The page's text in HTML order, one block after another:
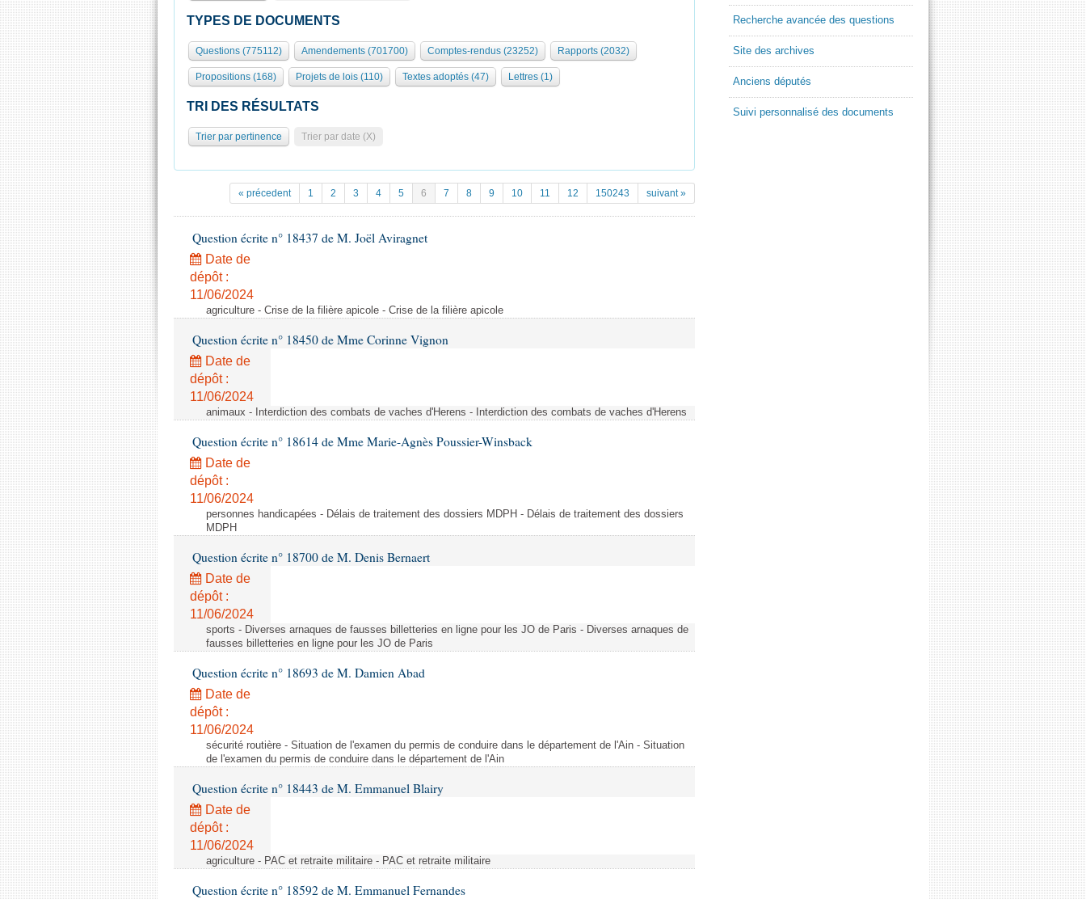
TYPES DE DOCUMENTS
Questions (775112) Amendements (701700) Comptes-rendus (23252) Rapports (2032)
Propositions (168) Projets de lois (110) Textes adoptés (47) Lettres (1)
TRI DES RÉSULTATS
Trier par pertinence Trier par date (X)
« précedent 1 2 3 4 5 6 7 8 9 10 11 12 150243 suivant »
Question écrite n° 18437 de M. Joël Aviragnet
Date de
dépôt :
11/06/2024
agriculture - Crise de la filière apicole - Crise de la filière apicole
Question écrite n° 18450 de Mme Corinne Vignon
Date de
dépôt :
11/06/2024
animaux - Interdiction des combats de vaches d'Herens - Interdiction des combats de vaches d'Herens
Question écrite n° 18614 de Mme Marie-Agnès Poussier-Winsback
Date de
dépôt :
11/06/2024
personnes handicapées - Délais de traitement des dossiers MDPH - Délais de traitement des dossiers
MDPH
Question écrite n° 18700 de M. Denis Bernaert
Date de
dépôt :
11/06/2024
sports - Diverses arnaques de fausses billetteries en ligne pour les JO de Paris - Diverses arnaques de
fausses billetteries en ligne pour les JO de Paris
Question écrite n° 18693 de M. Damien Abad
Date de
dépôt :
11/06/2024
sécurité routière - Situation de l'examen du permis de conduire dans le département de l'Ain - Situation
de l'examen du permis de conduire dans le département de l'Ain
Question écrite n° 18443 de M. Emmanuel Blairy
Date de
dépôt :
11/06/2024
agriculture - PAC et retraite militaire - PAC et retraite militaire
Question écrite n° 18592 de M. Emmanuel Fernandes
Recherche avancée des questions
Site des archives
Anciens députés
Suivi personnalisé des documents